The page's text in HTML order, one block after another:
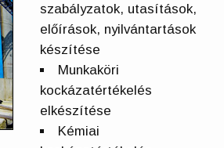
szabályzatok, utasítások,
előírások, nyilvántartások
készítése
Munkaköri
kockázatértékelés
elkészítése
Kémiai